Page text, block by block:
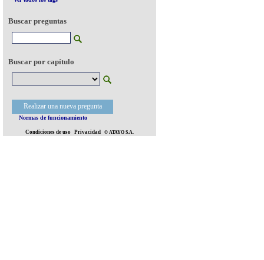
Buscar preguntas
Buscar por capítulo
Realizar una nueva pregunta
Normas de funcionamiento
Condiciones de uso Privacidad © ATAYO S.A.